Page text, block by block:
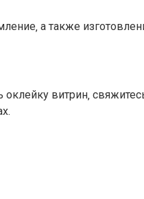
а также
витрин‚